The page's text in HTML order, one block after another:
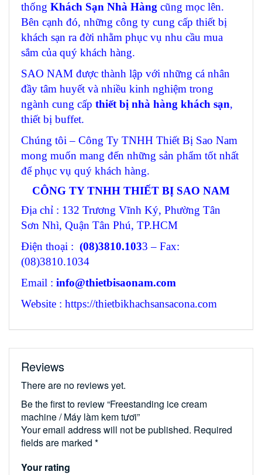
thống Khách Sạn Nhà Hàng cũng mọc lên.
Bên cạnh đó, những công ty cung cấp thiết bị
khách sạn ra đời nhằm phục vụ nhu cầu mua
sắm của quý khách hàng.
SAO NAM được thành lập với những cá nhân
đầy tâm huyết và nhiều kinh nghiệm trong
ngành cung cấp thiết bị nhà hàng khách sạn,
thiết bị buffet.
Chúng tôi – Công Ty TNHH Thiết Bị Sao Nam
mong muốn mang đến những sản phẩm tốt nhất
để phục vụ quý khách hàng.
CÔNG TY TNHH THIẾT BỊ SAO NAM
Địa chỉ : 132 Trương Vĩnh Ký, Phường Tân
Sơn Nhì, Quận Tân Phú, TP.HCM
Điện thoại : (08)3810.1033 – Fax:
(08)3810.1034
Email : info@thietbisaonam.com
Website : https://thietbikhachsansacona.com
Reviews
There are no reviews yet.
Be the first to review “Freestanding ice cream
machine / Máy làm kem tươi”
Your email address will not be published. Required
fields are marked *
Your rating